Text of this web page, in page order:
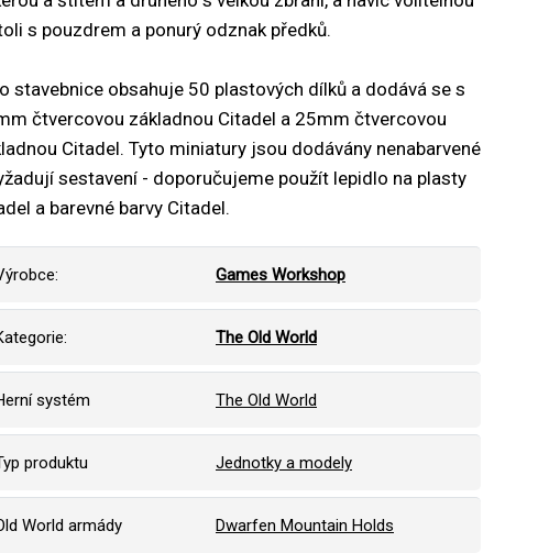
s pouzdrem a ponurý odznak předků.
stavebnice obsahuje 50 plastových dílků a dodává se s
čtvercovou základnou Citadel a 25mm čtvercovou
Citadel. Tyto miniatury jsou dodávány nenabarvené
sestavení - doporučujeme použít lepidlo na plasty
a barevné barvy Citadel.
Games Workshop
The Old World
systém The Old World
produktu Jednotky a modely
World armády Dwarfen Mountain Holds